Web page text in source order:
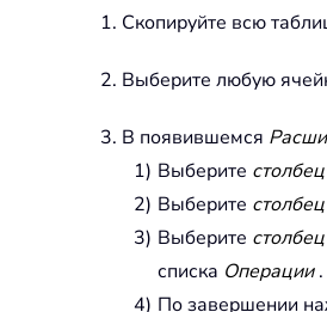
Скопируйте всю
Выберите любую
В появившемся
Выберите
Выберите
Выберите
списка Операции .
По завершении